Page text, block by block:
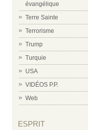
évangélique
Terre Sainte
Terrorisme
Trump
Turquie
USA
VIDÉOS P.P.
Web
ESPRIT